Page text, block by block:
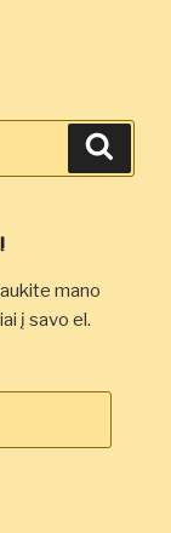
mano
į savo el.